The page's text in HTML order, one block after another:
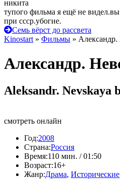
никита
тупого фильма я ещё не
при ссср.убогие.
Семь вёрст до рассвета
Kinostart » Фильмы » Александр.
Александр.
Aleksandr. Nevskaya
смотреть онлайн
Год:2008
Страна:Россия
Время:110 мин. / 01:50
Возраст:16+
Жанр:Драма, Исторические